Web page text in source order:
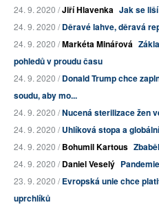
24. 9. 2020 /Jiří Hlavenka Jak se
24. 9. 2020 /Děravé lahve, děravá
24. 9. 2020 /Markéta Minářová
pohledů v proudu času
24. 9. 2020 /Donald Trump chce
soudu, aby mo...
24. 9. 2020 /Nucená sterilizace žen
24. 9. 2020 /Uhlíková stopa a
24. 9. 2020 /Bohumil Kartous
24. 9. 2020 /Daniel Veselý
23. 9. 2020 /Evropská unie chce
uprchlíků